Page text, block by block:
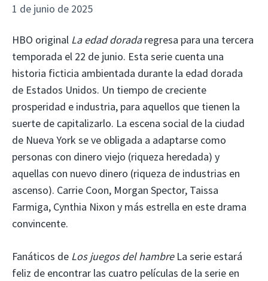
1 de junio de 2025
HBO original La edad doradaregresa para una tercera
temporada el 22 de junio. Esta serie cuenta una
historia ficticia ambientada durante la edad dorada
de Estados Unidos. Un tiempo de creciente
prosperidad e industria, para aquellos que tienen la
suerte de capitalizarlo. La escena social de la ciudad
de Nueva York se ve obligada a adaptarse como
personas con dinero viejo (riqueza heredada) y
aquellas con nuevo dinero (riqueza de industrias en
ascenso). Carrie Coon, Morgan Spector, Taissa
Farmiga, Cynthia Nixon y más estrella en este drama
convincente.
Fanáticos de Los juegos del hambre La serie estará
feliz de encontrar las cuatro películas de la serie en